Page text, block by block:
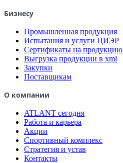
Бизнесу
Промышленная продукция
Испытания и услуги ЦИЭР
Сертификаты на продукцию
Выгрузка продукции в xml
Закупки
Поставщикам
О компании
ATLANT сегодня
Работа и карьера
Акции
Спортивный комплекс
Стратегия и устав
Контакты